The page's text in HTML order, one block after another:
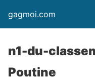
gagmoi.com
n1-du-
Poutine